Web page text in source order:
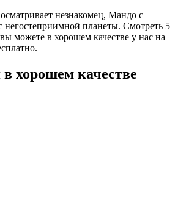
незнакомец, Мандо с
планеты. Смотреть 5
можете в хорошем качестве у нас на
хорошем качестве